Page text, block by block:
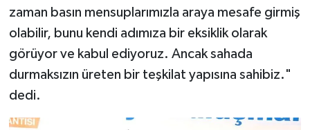
zaman basın mensuplarımızla araya mesafe girmiş
olabilir, bunu kendi adımıza bir eksiklik olarak
görüyor ve kabul ediyoruz. Ancak sahada
durmaksızın üreten bir teşkilat yapısına sahibiz."
dedi.